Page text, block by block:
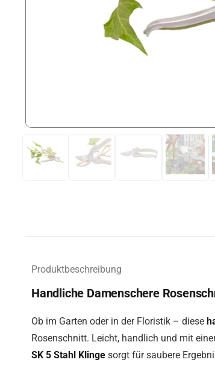
Produktbeschreibung
Handliche Damenschere
Ob im Garten oder in der Floristik – diese
Rosenschnitt. Leicht, handlich und mit
SK 5 Stahl Klinge sorgt für saubere